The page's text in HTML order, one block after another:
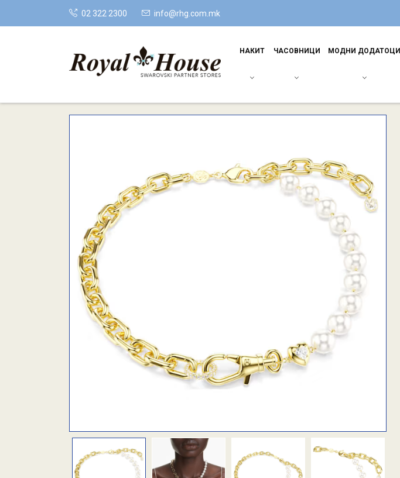
02 322 2300 info@rhg.com.mk
НАКИТ ЧАСОВНИЦИ МОДНИ ДОДАТОЦИ